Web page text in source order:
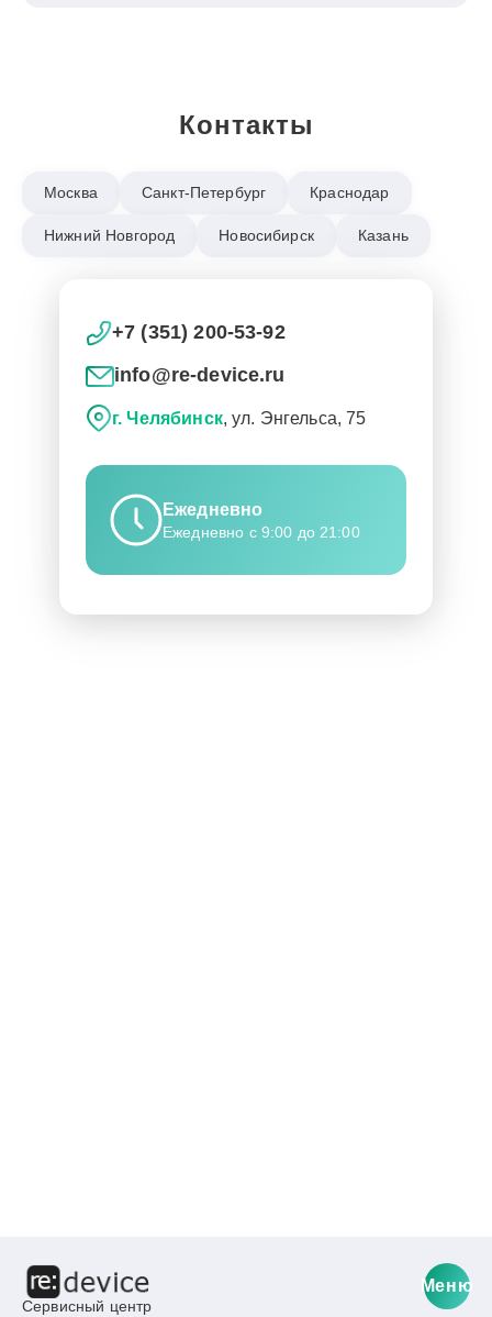
Контакты
Москва Санкт-Петербург Краснодар
Нижний Новгород Новосибирск Казань
+7 (351) 200-53-92
info@re-device.ru
г. Челябинск, ул. Энгельса, 75
Ежедневно
Ежедневно с 9:00 до 21:00
Сервисный центр
Меню